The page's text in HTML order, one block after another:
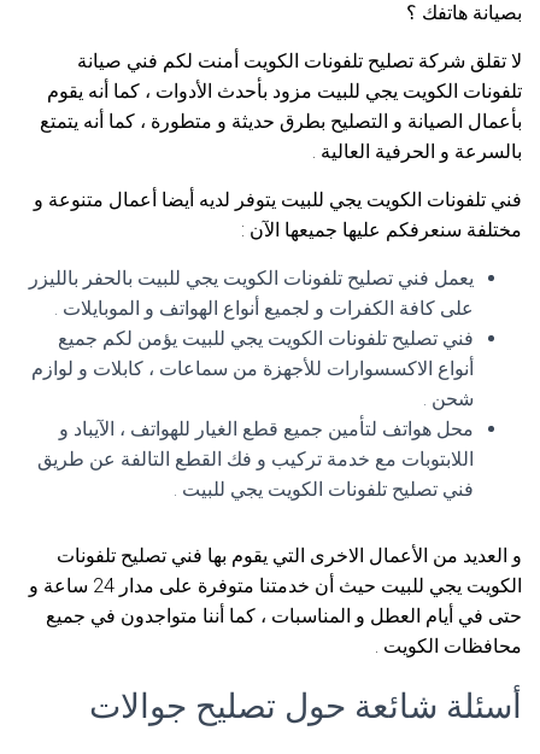
بصيانة هاتفك ؟
لا تقلق شركة تصليح تلفونات الكويت أمنت لكم فني صيانة
تلفونات الكويت يجي للبيت مزود بأحدث الأدوات ، كما أنه يقوم
بأعمال الصيانة و التصليح بطرق حديثة و متطورة ، كما أنه يتمتع
بالسرعة و الحرفية العالية .
فني تلفونات الكويت يجي للبيت يتوفر لديه أيضا أعمال متنوعة و
مختلفة سنعرفكم عليها جميعها الآن :
يعمل فني تصليح تلفونات الكويت يجي للبيت بالحفر بالليزر
على كافة الكفرات و لجميع أنواع الهواتف و الموبايلات .
فني تصليح تلفونات الكويت يجي للبيت يؤمن لكم جميع
أنواع الاكسسوارات للأجهزة من سماعات ، كابلات و لوازم
شحن .
محل هواتف لتأمين جميع قطع الغيار للهواتف ، الآيباد و
اللابتوبات مع خدمة تركيب و فك القطع التالفة عن طريق
فني تصليح تلفونات الكويت يجي للبيت .
و العديد من الأعمال الاخرى التي يقوم بها فني تصليح تلفونات
الكويت يجي للبيت حيث أن خدمتنا متوفرة على مدار 24 ساعة و
حتى في أيام العطل و المناسبات ، كما أننا متواجدون في جميع
محافظات الكويت .
أسئلة شائعة حول تصليح جوالات